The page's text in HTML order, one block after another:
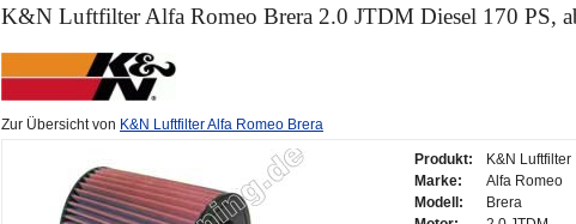
K&N Luftfilter Alfa Romeo Brera 2.0 JTDM Diesel 170 PS,
Zur Übersicht von K&N Luftfilter Alfa Romeo Brera
Produkt:
K&N Luftfilter
Marke:
Alfa Romeo
Modell:
Brera